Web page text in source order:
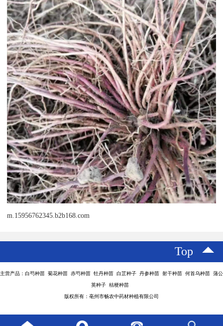
m.15956762345.b2b168.com
Top
主营产品：白芍种苗 菊花种苗 赤芍种苗 牡丹种苗 白芷种子 丹参种苗 射干种苗 何首乌种苗 蒲公
英种子 桔梗种苗
版权所有：亳州市畅农中药材种植有限公司